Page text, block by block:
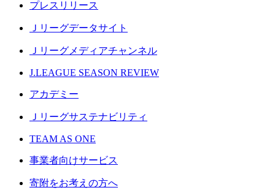
プレスリリース
Ｊリーグデータサイト
Ｊリーグメディアチャンネル
J.LEAGUE SEASON REVIEW
アカデミー
Ｊリーグサステナビリティ
TEAM AS ONE
事業者向けサービス
寄附をお考えの方へ